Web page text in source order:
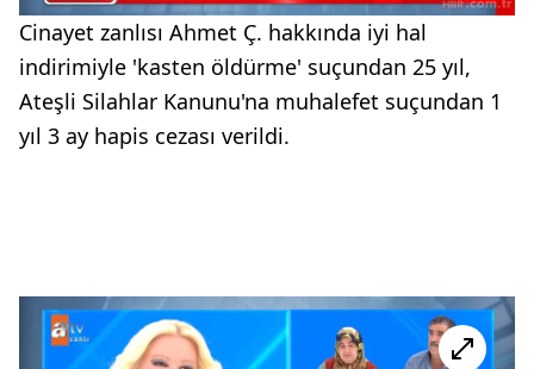
Cinayet zanlısı Ahmet Ç. hakkında iyi hal
indirimiyle 'kasten öldürme' suçundan 25 yıl,
Ateşli Silahlar Kanunu'na muhalefet suçundan 1
yıl 3 ay hapis cezası verildi.